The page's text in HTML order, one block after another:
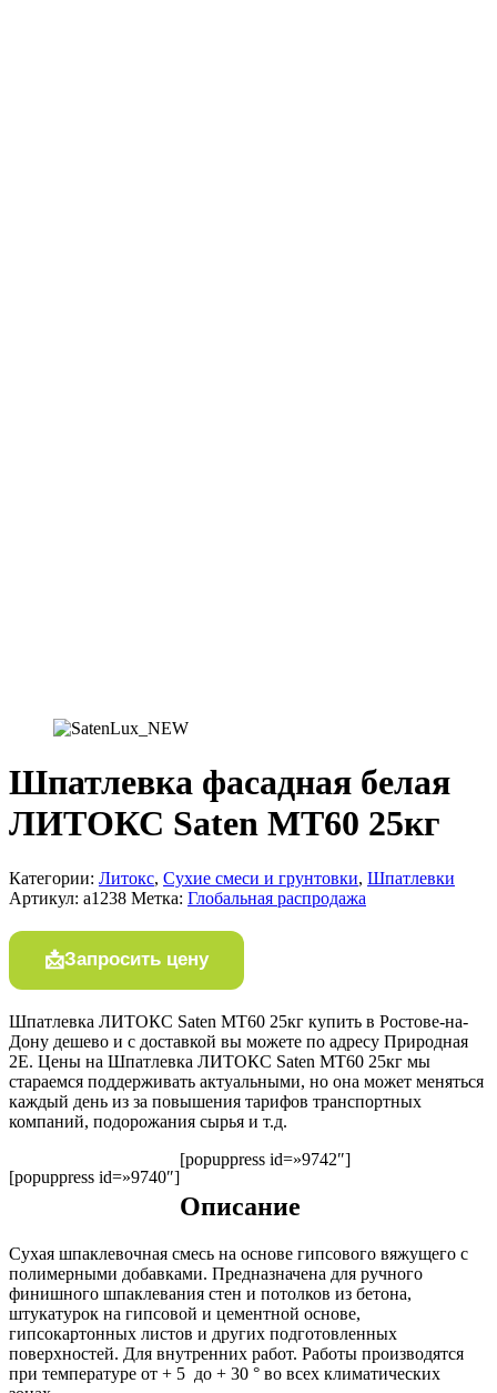
Шпатлевка фасадная белая
ЛИТОКС Saten MT60 25кг
Категории: Литокс, Сухие смеси и грунтовки, Шпатлевки
Артикул: a1238 Метка: Глобальная распродажа
Запросить цену
Шпатлевка ЛИТОКС Saten MT60 25кг купить в Ростове-на-
Дону дешево и с доставкой вы можете по адресу Природная
2Е. Цены на Шпатлевка ЛИТОКС Saten MT60 25кг мы
стараемся поддерживать актуальными, но она может меняться
каждый день из за повышения тарифов транспортных
компаний, подорожания сырья и т.д.
[popuppress id=»9740″]
[popuppress id=»9742″]
Описание
Сухая шпаклевочная смесь на основе гипсового вяжущего с
полимерными добавками. Предназначена для ручного
финишного шпаклевания стен и потолков из бетона,
штукатурок на гипсовой и цементной основе,
гипсокартонных листов и других подготовленных
поверхностей. Для внутренних работ. Работы производятся
при температуре от + 5 до + 30 ° во всех климатических